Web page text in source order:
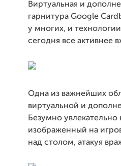
Виртуальная и
гарнитура Google
у многих, и
сегодня все активнее
Одна из важнейших
виртуальной и
Безумно
изображенный на
над столом, атакуя